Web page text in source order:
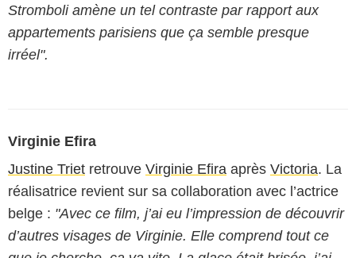
Stromboli amène un tel contraste par rapport aux
appartements parisiens que ça semble presque
irréel".
Virginie Efira
Justine Triet retrouve Virginie Efira après Victoria. La
réalisatrice revient sur sa collaboration avec l’actrice
belge : "Avec ce film, j’ai eu l’impression de découvrir
d’autres visages de Virginie. Elle comprend tout ce